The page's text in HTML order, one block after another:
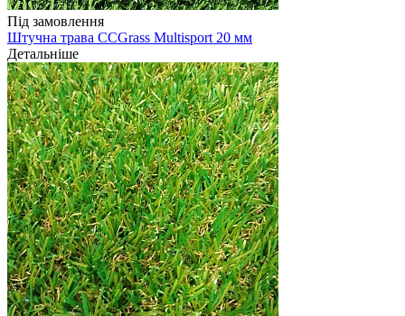
Під замовлення
Штучна трава CCGrass Multisport 20 мм
Детальніше